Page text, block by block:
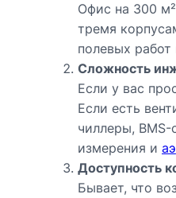
Офис на 300
тремя
полевых
Сложность
Если у вас
Если есть
чиллеры,
измерения и
Доступность
Бывает, что